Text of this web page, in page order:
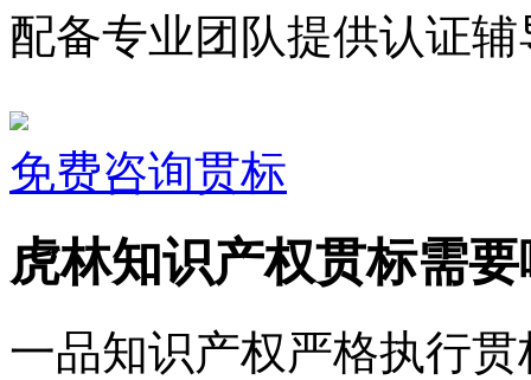
配备专业团队提供认证辅
免费咨询贯标
虎林知识产权贯标需
一品知识产权严格执行